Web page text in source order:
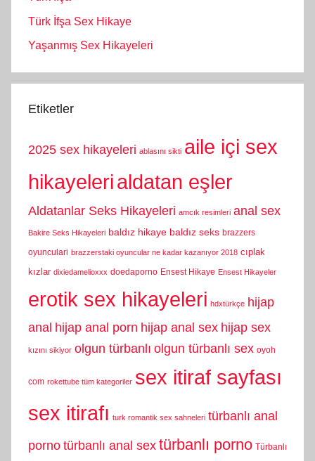
Türk İfşa Sex Hikaye
Yaşanmış Sex Hikayeleri
Etiketler
2025 sex hikayeleri ablasını sikti aile içi sex
hikayelerialdatan eşler
Aldatanlar Seks Hikayeleri amcık resimleri anal sex
Bakire Seks Hikayeleri baldız hikaye baldız seks brazzers
oyunculari brazzerstaki oyuncular ne kadar kazanıyor 2018 cıplak
kızlar dixiedamelioxxx doedaporno Ensest Hikaye Ensest Hikayeler
erotik sex hikayeleri hdxtürkçe hijap
anal hijap anal porn hijap anal sex hijap sex
kızını sikiyor olgun türbanlı olgun türbanlı sex oyoh
com rokettube tüm kategoriler sex itiraf sayfası
sex itirafı turk romantik sex sahneleri türbanlı anal
porno türbanlı anal sex türbanlı porno Türbanlı